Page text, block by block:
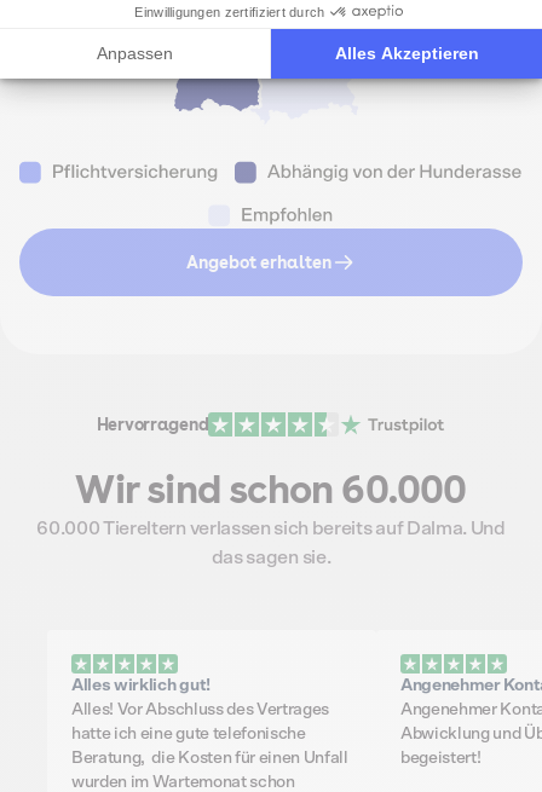
Angebot erhalten
Hervorragend
Wir sind schon 60.000
60.000 Tiereltern verlassen sich bereits auf Dalma. Und
das sagen sie.
Alles wirklich gut!
Alles! Vor Abschluss des Vertrages
hatte ich eine gute telefonische
Beratung, die Kosten für einen Unfall
wurden im Wartemonat schon
Angenehmer
Angenehmer
Abwicklung und
begeistert!
Einwilligungen zertifiziert durch
Anpassen Alles Akzeptieren